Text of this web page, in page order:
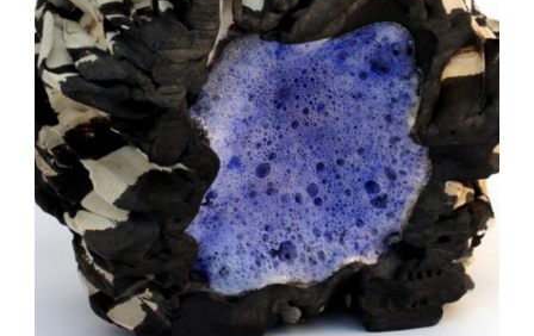
Auteur/autrice